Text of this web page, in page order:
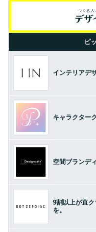
ピ
インテリアデ
キャラクター
空間ブランデ
9割以上が直
を。